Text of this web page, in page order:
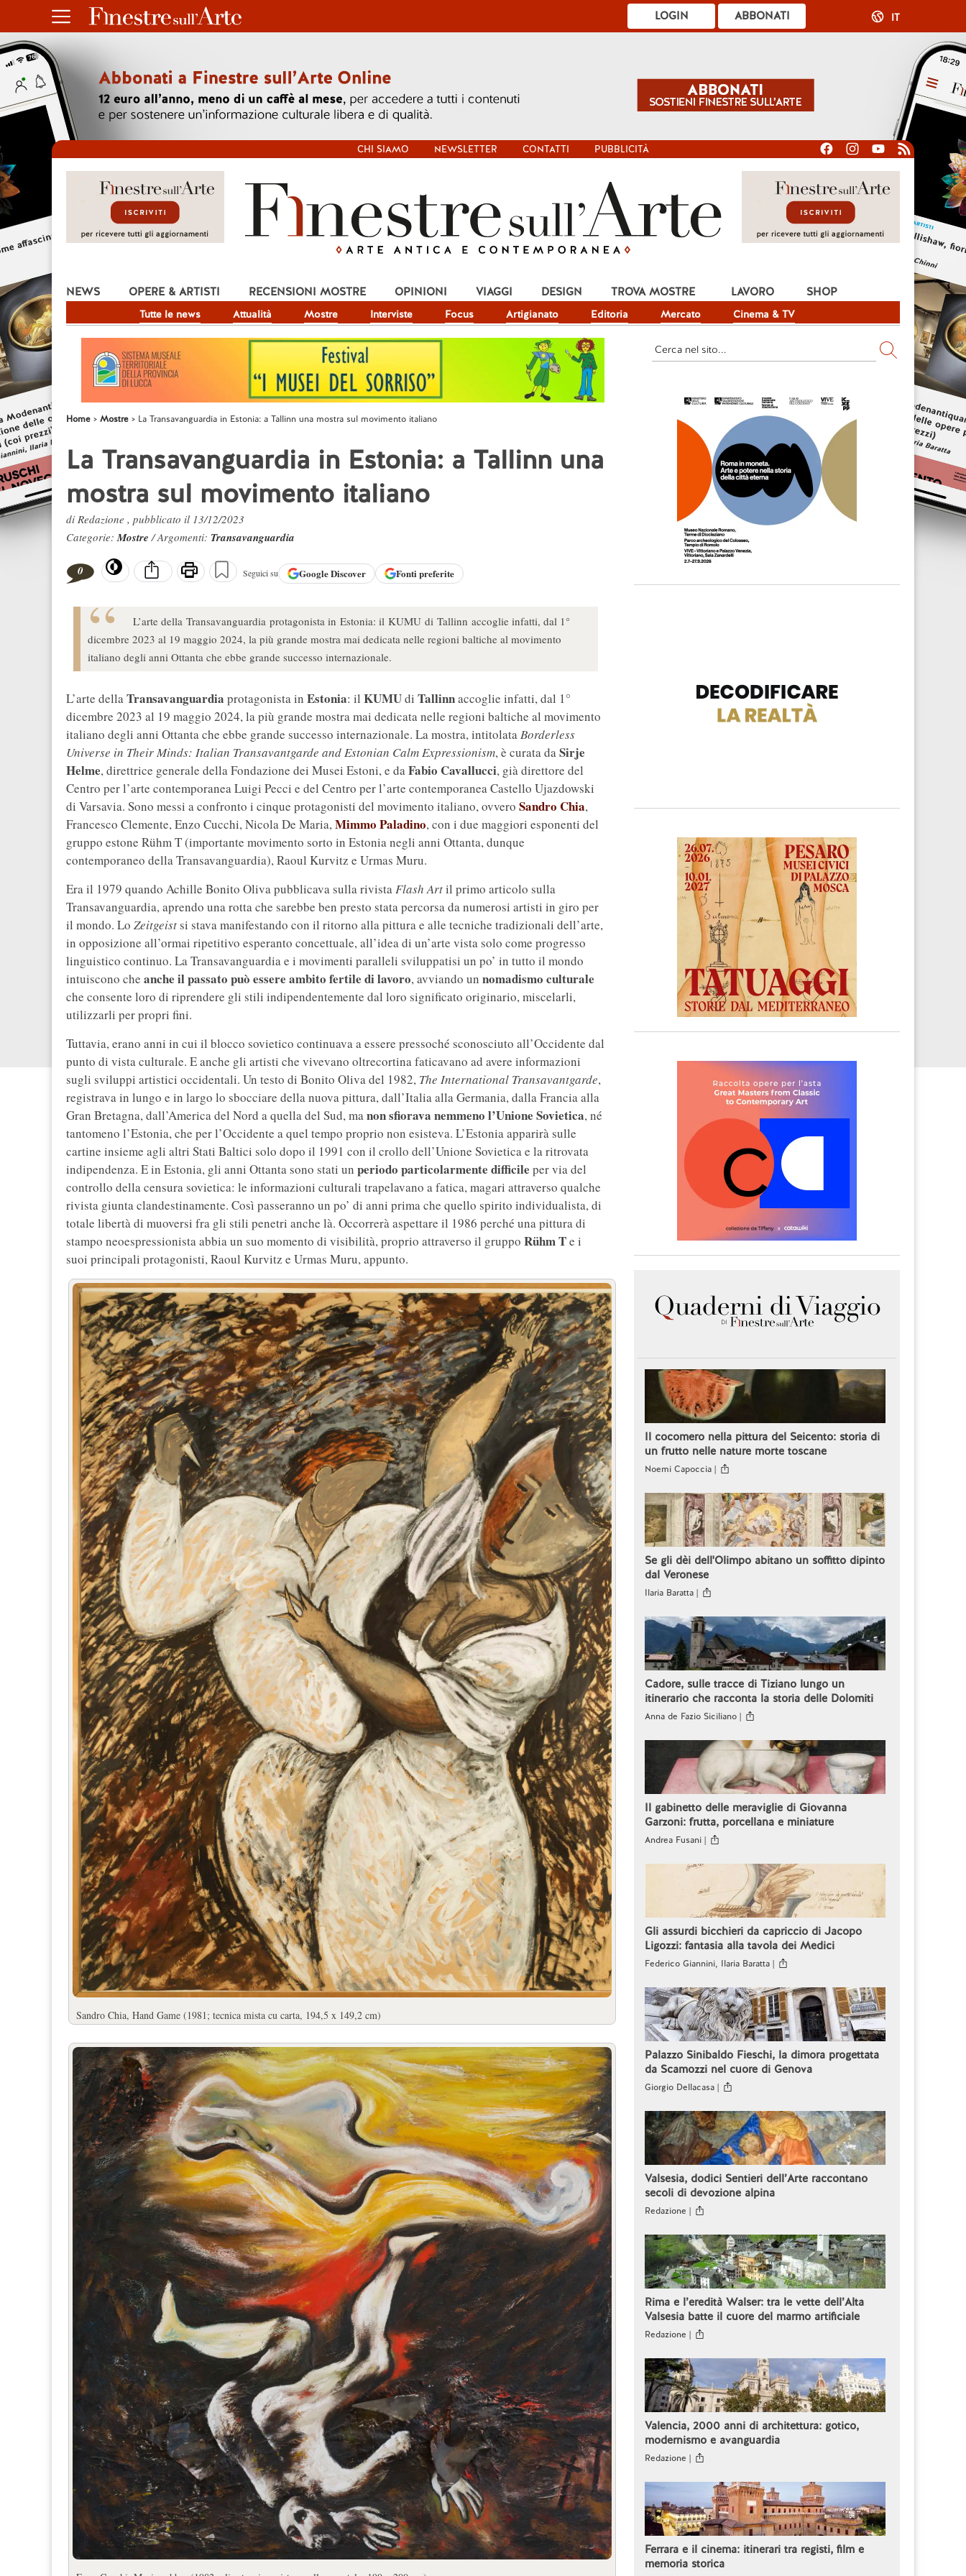
ABBONATI
LOGIN IT
CHI SIAMO NEWSLETTER CONTATTI PUBBLICITÀ
NEWS
Tutte le news Attualità Mostre Interviste Focus Artigianato Editoria Mercato Cinema & TV
OPERE & ARTISTI RECENSIONI MOSTRE OPINIONI VIAGGI DESIGN TROVA MOSTRE LAVORO SHOP
Home Mostre La Transavanguardia in Estonia: a Tallinn una mostra sul movimento italiano
La Transavanguardia in Estonia: a Tallinn una
mostra sul movimento italiano
di Redazione , pubblicato il 13/12/2023
Categorie:Mostre/ Argomenti: Transavanguardia
0 Seguici su GoogleDiscover Fonti preferite
L’arte della Transavanguardia protagonista in Estonia: il KUMU di Tallinn accoglie infatti, dal 1°
dicembre 2023 al 19 maggio 2024, la più grande mostra mai dedicata nelle regioni baltiche al movimento
italiano degli anni Ottanta che ebbe grande successo internazionale.
L’arte dellaTransavanguardia protagonista in Estonia: il KUMUdi Tallinnaccoglie infatti, dal 1°
dicembre 2023 al 19 maggio 2024, la più grande mostra mai dedicata nelle regioni baltiche al movimento
italiano degli anni Ottanta che ebbe grande successo internazionale. La mostra, intitolataBorderless
Universe in Their Minds: Italian Transavantgarde and Estonian Calm Expressionism, è curata daSirje
Helme, direttrice generale della Fondazione dei Musei Estoni, e daFabio Cavallucci, già direttore del
Centro per l’arte contemporanea Luigi Pecci e del Centro per l’arte contemporanea Castello Ujazdowski
di Varsavia. Sono messi a confronto i cinque protagonisti del movimento italiano, ovvero Sandro Chia,
Francesco Clemente, Enzo Cucchi, Nicola De Maria,Mimmo Paladino, con i due maggiori esponenti del
gruppo estone Rühm T (importante movimento sorto in Estonia negli anni Ottanta, dunque
contemporaneo della Transavanguardia), Raoul Kurvitz e Urmas Muru.
Era il 1979 quando Achille Bonito Oliva pubblicava sulla rivistaFlash Artil primo articolo sulla
Transavanguardia, aprendo una rotta che sarebbe ben presto stata percorsa da numerosi artisti in giro per
il mondo. Lo Zeitgeist si stava manifestando con il ritorno alla pittura e alle tecniche tradizionali dell’arte,
in opposizione all’ormai ripetitivo esperanto concettuale, all’idea di un’arte vista solo come progresso
linguistico continuo. La Transavanguardia e i movimenti paralleli sviluppatisi un po’ in tutto il mondo
intuiscono che anche il passato può essere ambito fertile di lavoro, avviando un nomadismo culturale
che consente loro di riprendere gli stili indipendentemente dal loro significato originario, miscelarli,
utilizzarli per propri fini.
Tuttavia, erano anni in cui il blocco sovietico continuava a essere pressoché sconosciuto all’Occidente dal
punto di vista culturale. E anche gli artisti che vivevano oltrecortina faticavano ad avere informazioni
sugli sviluppi artistici occidentali. Un testo di Bonito Oliva del 1982, The International Transavantgarde,
registrava in lungo e in largo lo sbocciare della nuova pittura, dall’Italia alla Germania, dalla Francia alla
Gran Bretagna, dall’America del Nord a quella del Sud, manon sfiorava nemmeno l’Unione Sovietica, né
tantomeno l’Estonia, che per l’Occidente a quel tempo proprio non esisteva. L’Estonia apparirà sulle
cartine insieme agli altri Stati Baltici solo dopo il 1991 con il crollo dell’Unione Sovietica e la ritrovata
indipendenza. E in Estonia, gli anni Ottanta sono stati un periodo particolarmente difficile per via del
controllo della censura sovietica: le informazioni culturali trapelavano a fatica, magari attraverso qualche
rivista giunta clandestinamente. Così passeranno un po’ di anni prima che quello spirito individualista, di
totale libertà di muoversi fra gli stili penetri anche là. Occorrerà aspettare il 1986 perché una pittura di
stampo neoespressionista abbia un suo momento di visibilità, proprio attraverso il gruppo Rühm Te i
suoi principali protagonisti, Raoul Kurvitz e Urmas Muru, appunto.
Sandro Chia, Hand Game (1981; tecnica mista cu carta, 194,5 x 149,2 cm)
Il cocomero nella pittura del Seicento: storia di
un frutto nelle nature morte toscane
Noemi Capoccia |
Se gli dèi dell'Olimpo abitano un soffitto dipinto
dal Veronese
Ilaria Baratta |
Cadore, sulle tracce di Tiziano lungo un
itinerario che racconta la storia delle Dolomiti
Anna de Fazio Siciliano |
Il gabinetto delle meraviglie di Giovanna
Garzoni: frutta, porcellana e miniature
Andrea Fusani |
Gli assurdi bicchieri da capriccio di Jacopo
Ligozzi: fantasia alla tavola dei Medici
Federico Giannini, Ilaria Baratta |
Palazzo Sinibaldo Fieschi, la dimora progettata
da Scamozzi nel cuore di Genova
Giorgio Dellacasa |
Valsesia, dodici Sentieri dell’Arte raccontano
secoli di devozione alpina
Redazione |
Rima e l’eredità Walser: tra le vette dell’Alta
Valsesia batte il cuore del marmo artificiale
Redazione |
Valencia, 2000 anni di architettura: gotico,
modernismo e avanguardia
Redazione |
Ferrara e il cinema: itinerari tra registi, film e
memoria storica